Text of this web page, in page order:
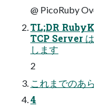
@ PicoRuby
TL;DR
TCP Server
します
2
これまでのあ
4